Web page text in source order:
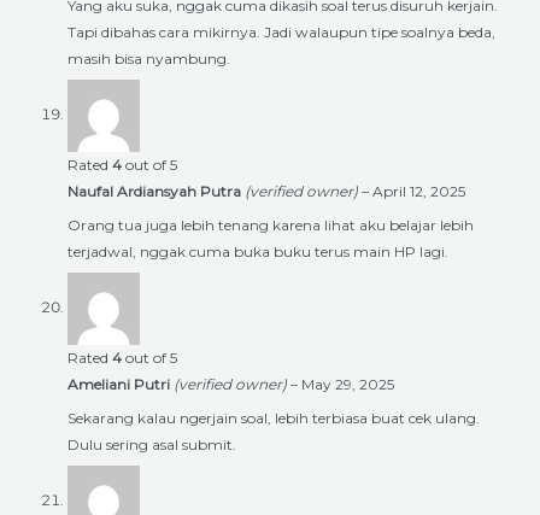
Yang aku suka, nggak cuma dikasih soal terus disuruh kerjain.
Tapi dibahas cara mikirnya. Jadi walaupun tipe soalnya beda,
masih bisa nyambung.
Rated 4 out of 5
Naufal Ardiansyah Putra (verified owner) – April 12, 2025
Orang tua juga lebih tenang karena lihat aku belajar lebih
terjadwal, nggak cuma buka buku terus main HP lagi.
Rated 4 out of 5
Ameliani Putri (verified owner) – May 29, 2025
Sekarang kalau ngerjain soal, lebih terbiasa buat cek ulang.
Dulu sering asal submit.